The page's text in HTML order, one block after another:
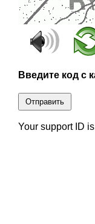
Введите код с
Отправить
Your support ID